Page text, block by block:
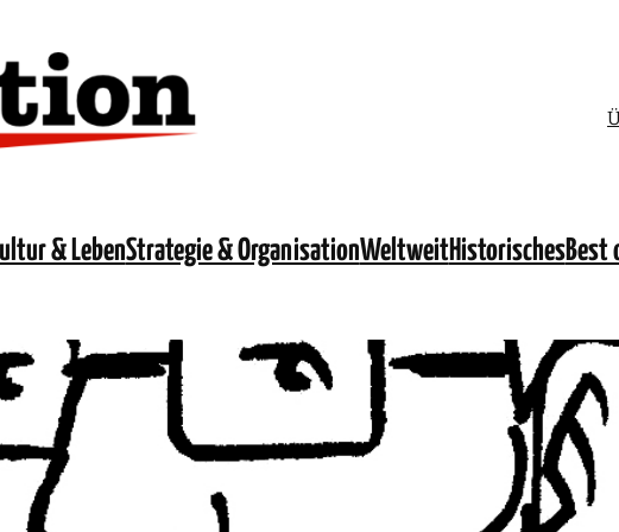
& LebenStrategie & OrganisationWeltweitHistorischesBest